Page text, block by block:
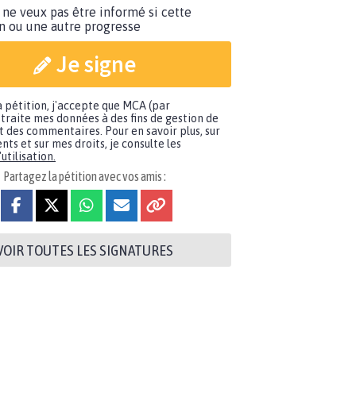
ne veux pas être informé si cette
ou une autre progresse
Je signe
pétition, j'accepte que MCA (par
mes données à des fins de gestion de
des commentaires. Pour en savoir plus, sur
et sur mes droits, je consulte les
Partagez la pétition avec vos amis :
TOUTES LES SIGNATURES